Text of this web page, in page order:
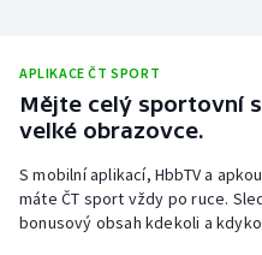
Ragby
Rychlobruslení
Rychlostní kanoistika
APLIKACE ČT SPORT
Mějte celý sportovní
velké obrazovce.
S mobilní aplikací, HbbTV a
máte ČT sport vždy po ruce.
bonusový obsah kdekoli a